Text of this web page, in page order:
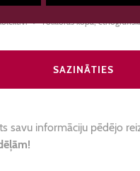
Folkloras kopa,
SAZINĀTIES
savu informāciju pēdējo